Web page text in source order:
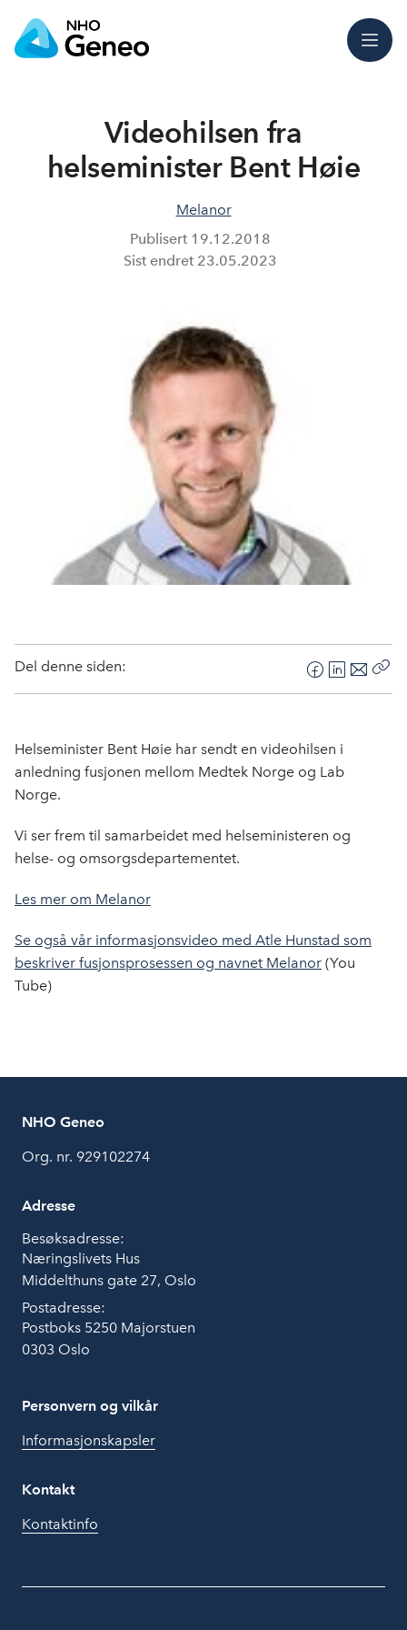
Meny
Videohilsen fra
helseminister Bent Høie
Melanor
Publisert 19.12.2018
Sist endret 23.05.2023
Del denne siden:
F
a
e
b
k
L
i
k
e
n
E
-
Helseminister Bent Høie har sendt en videohilsen i
anledning fusjonen mellom Medtek Norge og Lab
Norge.
Vi ser frem til samarbeidet med helseministeren og
helse- og omsorgsdepartementet.
Les mer om Melanor
Se også vår informasjonsvideo med Atle Hunstad som
beskriver fusjonsprosessen og navnet Melanor (You
Tube)
NHO Geneo
Org. nr. 929102274
Adresse
Besøksadresse:
Næringslivets Hus
Middelthuns gate 27, Oslo
Postadresse:
Postboks 5250 Majorstuen
0303 Oslo
Personvern og vilkår
Informasjonskapsler
Kontakt
Kontaktinfo